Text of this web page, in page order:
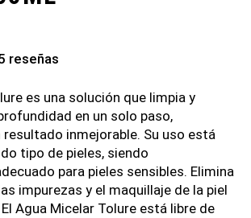
reseñas
es una solución que limpia y
en un solo paso,
inmejorable. Su uso está
tipo de pieles, siendo
para pieles sensibles. Elimina
impurezas y el maquillaje de la piel
Agua Micelar Tolure está libre de